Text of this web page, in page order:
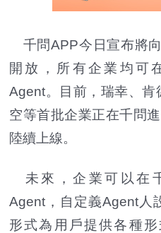
千問APP今日宣布將
開放，所有企業均可
Agent。目前，瑞幸、
空等首批企業正在千問
陸續上線。
未來，企業可以在
Agent，自定義Agent人
形式為用戶提供各種